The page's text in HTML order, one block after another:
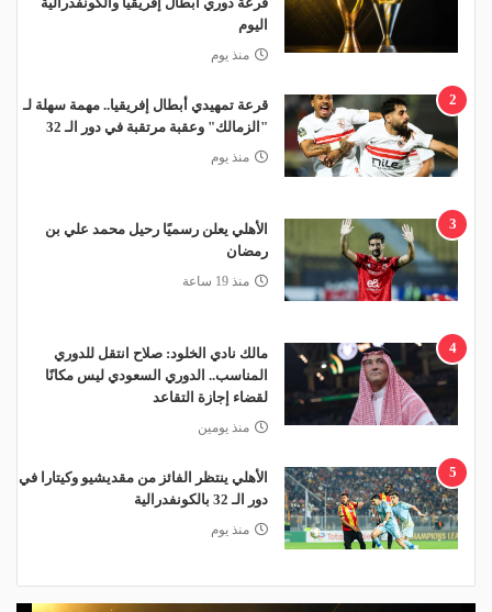
اليوم
منذ يوم
2
قرعة تمهيدي أبطال إفريقيا.. مهمة سهلة لـ
"الزمالك" وعقبة مرتقبة في دور الـ 32
منذ يوم
3
الأهلي يعلن رسميًا رحيل محمد علي بن
رمضان
منذ 19 ساعة
4
مالك نادي الخلود: صلاح انتقل للدوري
المناسب.. الدوري السعودي ليس مكانًا
لقضاء إجازة التقاعد
منذ يومين
5
الأهلي ينتظر الفائز من مقديشيو وكيتارا في
دور الـ 32 بالكونفدرالية
منذ يوم